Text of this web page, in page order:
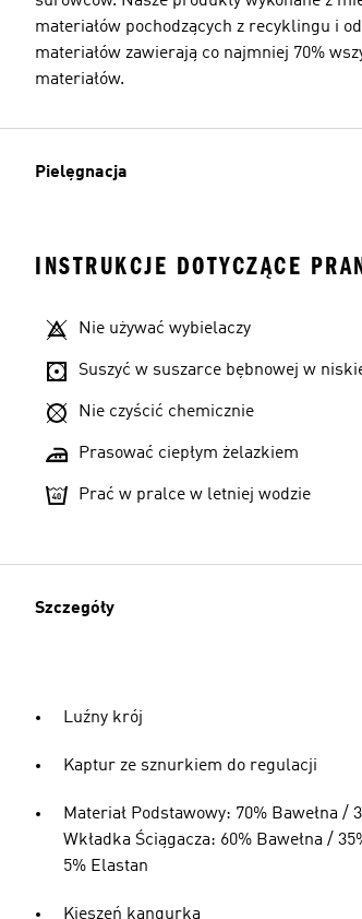
materiałów pochodzących z recyklingu i
materiałów zawierają co najmniej 70%
materiałów.
Pielęgnacja
INSTRUKCJE DOTYCZĄCE
Nie używać wybielaczy
Suszyć w suszarce bębnowej w
Nie czyścić chemicznie
Prasować ciepłym żelazkiem
Prać w pralce w letniej wodzie
Szczegóły
Luźny krój
Kaptur ze sznurkiem do regulacji
Materiał Podstawowy: 70% Bawełna /
Wkładka Ściągacza: 60% Bawełna /
5% Elastan
Kieszeń kangurka